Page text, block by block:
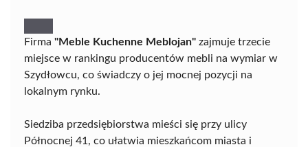
Firma "Meble Kuchenne Meblojan" zajmuje trzecie
miejsce w rankingu producentów mebli na wymiar w
Szydłowcu, co świadczy o jej mocnej pozycji na
lokalnym rynku.
Siedziba przedsiębiorstwa mieści się przy ulicy
Północnej 41, co ułatwia mieszkańcom miasta i